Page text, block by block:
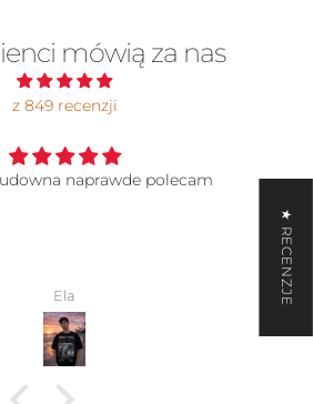
mówią za nas
z 849 recenzji
Koszulka
który to zaprojektował.★ RECENZJE